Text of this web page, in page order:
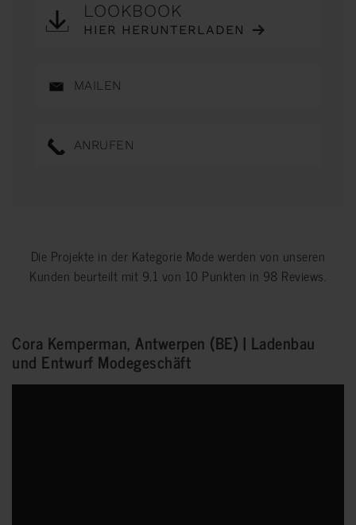
LOOKBOOK
HIER HERUNTERLADEN
MAILEN
ANRUFEN
Die Projekte in der Kategorie Mode werden von unseren
Kunden beurteilt mit 9.1 von 10 Punkten in 98 Reviews.
Cora Kemperman, Antwerpen (BE) | Ladenbau
und Entwurf Modegeschäft